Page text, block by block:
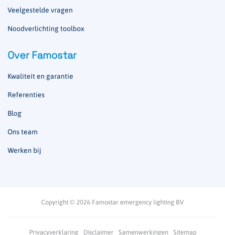
Veelgestelde vragen
Noodverlichting toolbox
Over Famostar
Kwaliteit en garantie
Referenties
Blog
Ons team
Werken bij
Copyright © 2026 Famostar emergency lighting BV
Privacyverklaring Disclaimer Samenwerkingen Sitemap